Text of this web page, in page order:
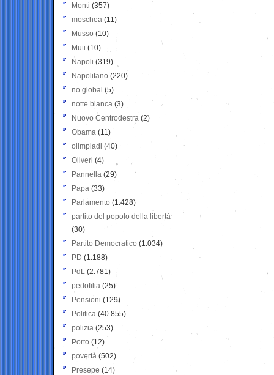
Monti (357)
moschea (11)
Musso (10)
Muti (10)
Napoli (319)
Napolitano (220)
no global (5)
notte bianca (3)
Nuovo Centrodestra (2)
Obama (11)
olimpiadi (40)
Oliveri (4)
Pannella (29)
Papa (33)
Parlamento (1.428)
partito del popolo della libertà
(30)
Partito Democratico (1.034)
PD (1.188)
PdL (2.781)
pedofilia (25)
Pensioni (129)
Politica (40.855)
polizia (253)
Porto (12)
povertà (502)
Presepe (14)